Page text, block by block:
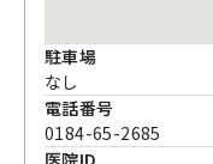
駐車場
なし
電話番号
0184-65-2685
医院ID